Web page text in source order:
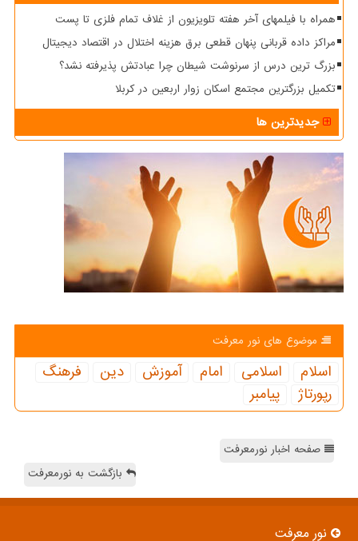
همراه با فیلمهای آخر هفته تلویزیون از غلاف تمام فلزی تا پست
مراکز داده قربانی پنهان قطعی برق هزینه اختلال در اقتصاد دیجیتال
بزرگ ترین درس از سرنوشت شیطان چرا عبادتش پذیرفته نشد؟
تکمیل بزرگترین مجتمع اسکان زوار اربعین در کربلا
جدیدترین ها
موضوع های نور معرفت
اسلام اسلامی امام آموزش دین
فرهنگ
رپورتاژ
پیامبر
صفحه اخبار نورمعرفت
بازگشت به نورمعرفت
نور معرفت